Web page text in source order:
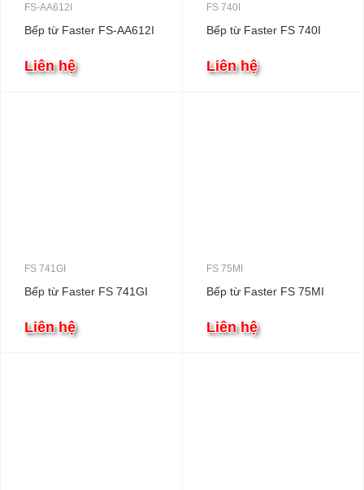
FS-AA612I
Bếp từ Faster FS-AA612I
Liên hệ
FS 740I
Bếp từ Faster FS 740I
Liên hệ
FS 741GI
Bếp từ Faster FS 741GI
Liên hệ
FS 75MI
Bếp từ Faster FS 75MI
Liên hệ